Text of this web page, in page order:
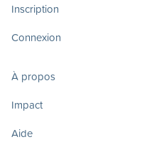
Inscription
Connexion
À propos
Impact
Aide